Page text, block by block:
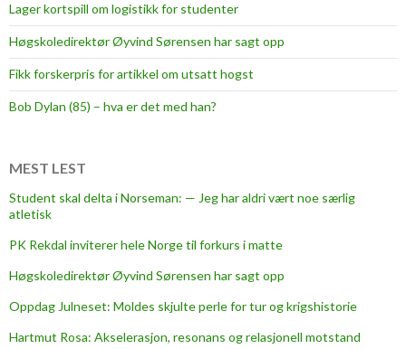
a
s
o
n
u
i
t
i
n
Lager kortspill om logistikk for studenter
Høgskoledirektør Øyvind Sørensen har sagt opp
Fikk forskerpris for artikkel om utsatt hogst
Bob Dylan (85) – hva er det med han?
MEST LEST
Student skal delta i Norseman: — Jeg har aldri vært noe særlig
atletisk
PK Rekdal inviterer hele Norge til forkurs i matte
Høgskoledirektør Øyvind Sørensen har sagt opp
Oppdag Julneset: Moldes skjulte perle for tur og krigshistorie
Hartmut Rosa: Akselerasjon, resonans og relasjonell motstand